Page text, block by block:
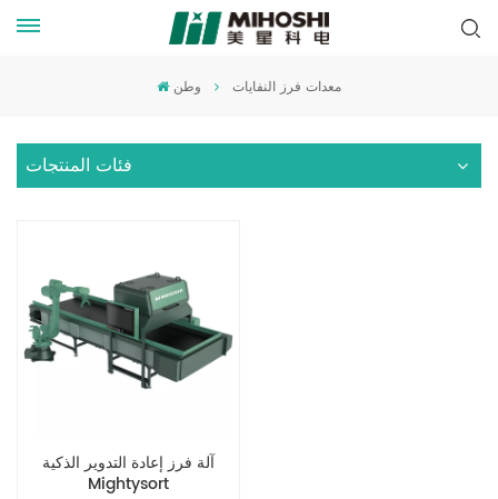
وطن معدات فرز النفايات
فئات المنتجات
آلة فرز إعادة التدوير الذكية
Mightysort